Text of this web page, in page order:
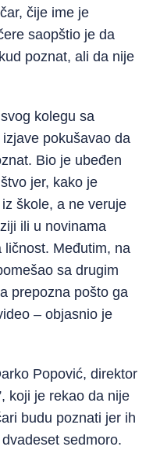
čije ime je
saopštio je da
poznat, ali da nije
kolegu sa
pokušavao da
Bio je ubeđen
jer, kako je
škole, a ne veruje
ili u novinama
ličnost. Međutim, na
sa drugim
prepozna pošto ga
– objasnio je
Popović, direktor
koji je rekao da nije
budu poznati jer ih
sedmoro.